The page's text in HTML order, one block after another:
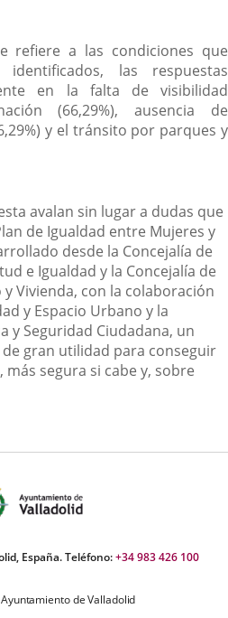
refiere a las condiciones que
las respuestas
en la falta de visibilidad
(66,29%), ausencia de
y el tránsito por parques y
avalan sin lugar a dudas que
de Igualdad entre Mujeres y
desde la Concejalía de
e Igualdad y la Concejalía de
Vivienda, con la colaboración
y Espacio Urbano y la
y Seguridad Ciudadana, un
gran utilidad para conseguir
segura si cabe y, sobre
España. Teléfono:+34 983 426 100
de Valladolid